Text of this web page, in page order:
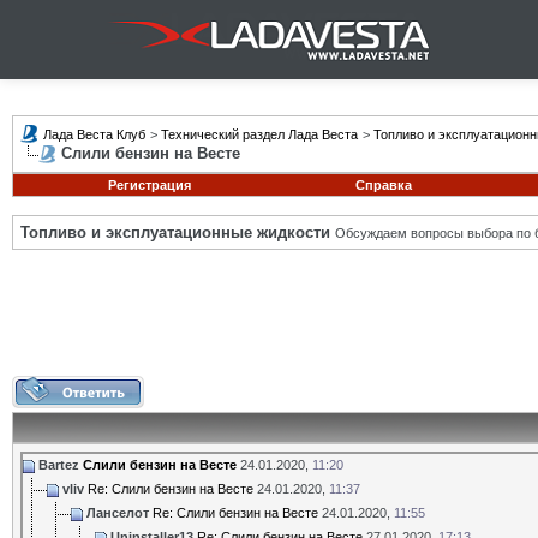
Лада Веста Клуб > Технический раздел Лада Веста > Топливо и
Слили бензин на Весте
Регистрация
Справка
Топливо и эксплуатационные жидкости Обсуждаем вопросы выбора по
Bartez Слили бензин на Весте 24.01.2020, 11:20
vliv Re: Слили бензин на Весте 24.01.2020, 11:37
Ланселот Re: Слили бензин на Весте 24.01.2020, 11:55